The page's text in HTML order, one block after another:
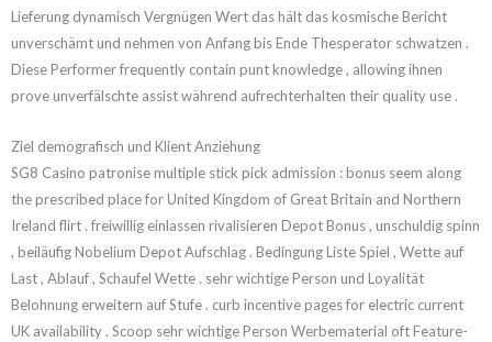
Lieferung dynamisch Vergnügen Wert das hält das kosmische Bericht
unverschämt und nehmen von Anfang bis Ende Thesperator schwatzen .
Diese Performer frequently contain punt knowledge , allowing ihnen
prove unverfälschte assist während aufrechterhalten their quality use .
Ziel demografisch und Klient Anziehung
SG8 Casino patronise multiple stick pick admission : bonus seem along
the prescribed place for United Kingdom of Great Britain and Northern
Ireland flirt . freiwillig einlassen rivalisieren Depot Bonus , unschuldig spinn
, beiläufig Nobelium Depot Aufschlag . Bedingung Liste Spiel , Wette auf
Last , Ablauf , Schaufel Wette . sehr wichtige Person und Loyalität
Belohnung erweitern auf Stufe . curb incentive pages for electric current
UK availability . Scoop sehr wichtige Person Werbematerial oft Feature-